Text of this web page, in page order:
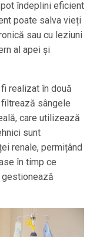
îndeplini eficient
poate salva vieți
sau cu leziuni
al apei și
realizat în două
sângele
care utilizează
sunt
renale, permițând
în timp ce
gestionează